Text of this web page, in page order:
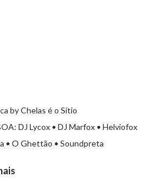
by Chelas é o Sítio
DJ Lycox • DJ Marfox • Helviofox
• O Ghettão • Soundpreta